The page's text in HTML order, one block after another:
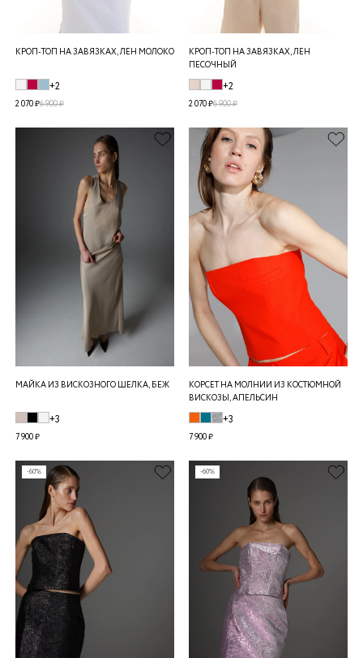
КРОП-ТОП НА ЗАВЯЗКАХ, ЛЕН МОЛОКО
+2
2 070 ₽6 900 ₽
КРОП-ТОП НА ЗАВЯЗКАХ, ЛЕН
ПЕСОЧНЫЙ
+2
2 070 ₽6 900 ₽
МАЙКА ИЗ ВИСКОЗНОГО ШЕЛКА, БЕЖ
+3
7 900 ₽
КОРСЕТ НА МОЛНИИ ИЗ КОСТЮМНОЙ
ВИСКОЗЫ, АПЕЛЬСИН
+3
7 900 ₽
-60% -60%